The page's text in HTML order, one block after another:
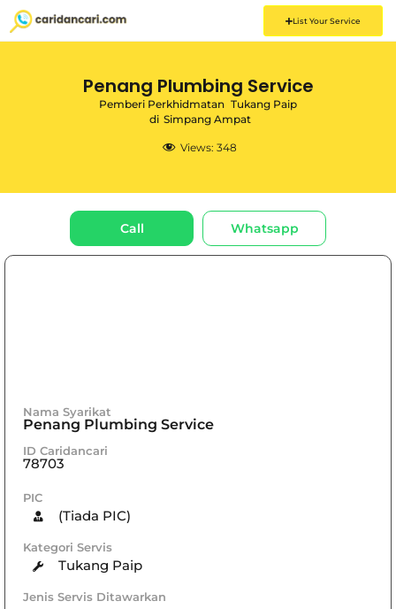
List Your Service
Penang Plumbing Service
Pemberi Perkhidmatan Tukang Paip
di Simpang Ampat
Views: 348
Call Whatsapp
Nama Syarikat
Penang Plumbing Service
ID Caridancari
78703
PIC
(Tiada PIC)
Kategori Servis
Tukang Paip
Jenis Servis Ditawarkan